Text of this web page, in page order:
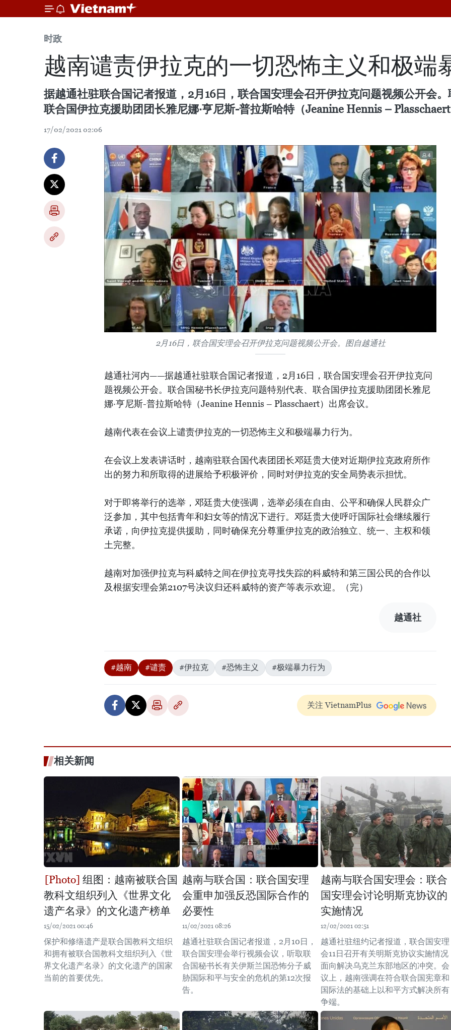
时政
越南谴责伊拉克的一切恐怖主义和极端
据越通社驻联合国记者报道，2月16日，联合国安理会召开伊拉克问题视频公开会
联合国伊拉克援助团团长雅尼娜·亨尼斯-普拉斯哈特（Jeanine Hennis –
17/02/2021 02:06
2月16日，联合国安理会召开伊拉克问题视频公开会。图自越通社
越通社河内——据越通社驻联合国记者报道，2月16日，联合国安理会召开伊拉克问
题视频公开会。联合国秘书长伊拉克问题特别代表、联合国伊拉克援助团团长雅尼
娜·亨尼斯-普拉斯哈特（Jeanine Hennis – Plasschaert）出席会议。
越南代表在会议上谴责伊拉克的一切恐怖主义和极端暴力行为。
在会议上发表讲话时，越南驻联合国代表团团长邓廷贵大使对近期伊拉克政府所作
出的努力和所取得的进展给予积极评价，同时对伊拉克的安全局势表示担忧。
对于即将举行的选举，邓廷贵大使强调，选举必须在自由、公平和确保人民群众广
泛参加，其中包括青年和妇女等的情况下进行。邓廷贵大使呼吁国际社会继续履行
承诺，向伊拉克提供援助，同时确保充分尊重伊拉克的政治独立、统一、主权和领
土完整。
越南对加强伊拉克与科威特之间在伊拉克寻找失踪的科威特和第三国公民的合作以
及根据安理会第2107号决议归还科威特的资产等表示欢迎。（完）
越通社
#越南 #谴责 #伊拉克 #恐怖主义 #极端暴力行为
关注 VietnamPlus
相关新闻
组图：越南被联合国
教科文组织列入《世界文化
遗产名录》的文化遗产榜单
15/02/2021 00:46
保护和修缮遗产是联合国教科文组织
和拥有被联合国教科文组织列入《世
界文化遗产名录》的文化遗产的国家
当前的首要优先。
越南与联合国：联合国安理
会重申加强反恐国际合作的
必要性
11/02/2021 08:26
越通社驻联合国记者报道，2月10日，
联合国安理会举行视频会议，听取联
合国秘书长有关伊斯兰国恐怖分子威
胁国际和平与安全的危机的第12次报
告。
越南与联合国安理会：联合
国安理会讨论明斯克协议的
实施情况
12/02/2021 02:51
越通社驻纽约记者报道，联合国安理
会11日召开有关明斯克协议实施情况
面向解决乌克兰东部地区的冲突。会
议上，越南强调在符合联合国宪章和
国际法的基础上以和平方式解决所有
争端。